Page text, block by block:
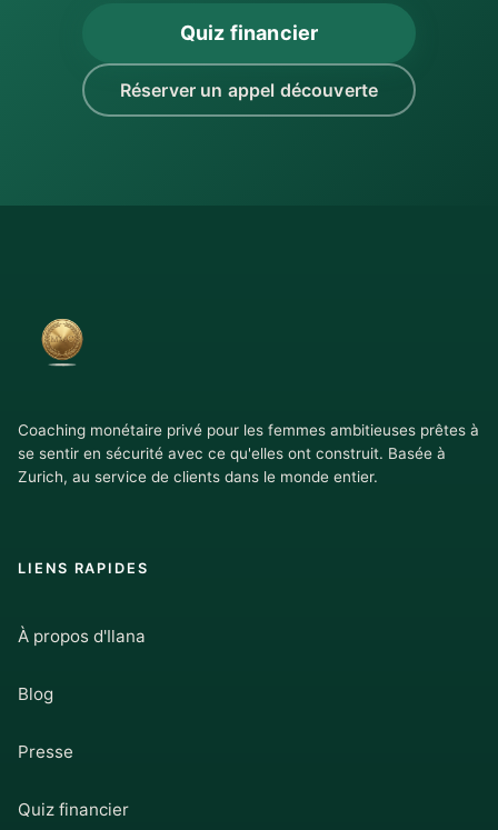
Quiz financier
Réserver un appel découverte
Coaching monétaire privé pour les femmes ambitieuses prêtes à
se sentir en sécurité avec ce qu'elles ont construit. Basée à
Zurich, au service de clients dans le monde entier.
LIENS RAPIDES
À propos d'Ilana
Blog
Presse
Quiz financier